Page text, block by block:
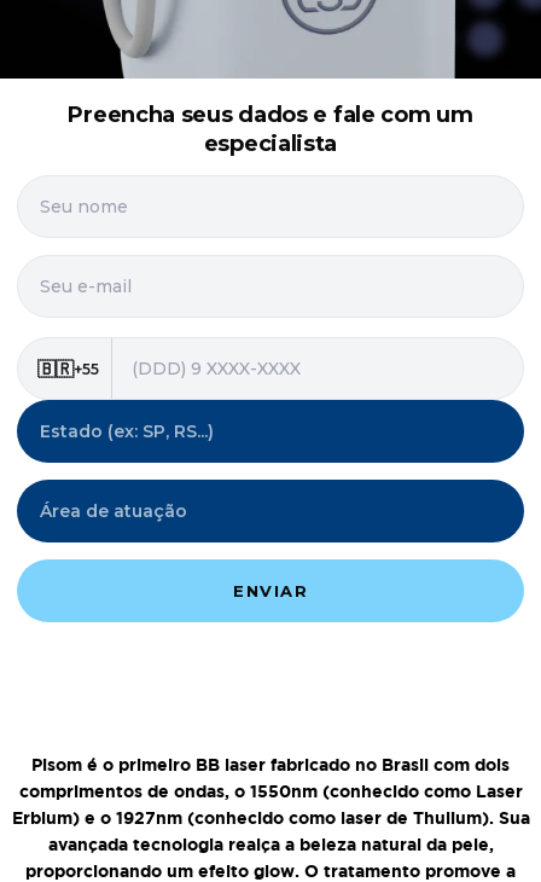
Pisom é o primeiro BB laser fabricado no Brasil com dois
comprimentos de ondas, o 1550nm (conhecido como Laser
Erbium) e o 1927nm (conhecido como laser de Thulium). Sua
avançada tecnologia realça a beleza natural da pele,
proporcionando um efeito glow. O tratamento promove a